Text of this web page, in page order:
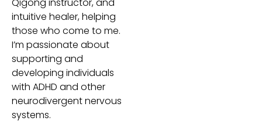
intuitive healer, helping
those who come to me.
I’m passionate about
supporting and
developing individuals
with ADHD and other
neurodivergent nervous
systems.